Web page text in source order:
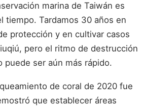
marina de Taiwán es
tiempo. Tardamos 30 años en
protección y en cultivar casos
pero el ritmo de destrucción
puede ser aún más rápido.
de coral de 2020 fue
que establecer áreas